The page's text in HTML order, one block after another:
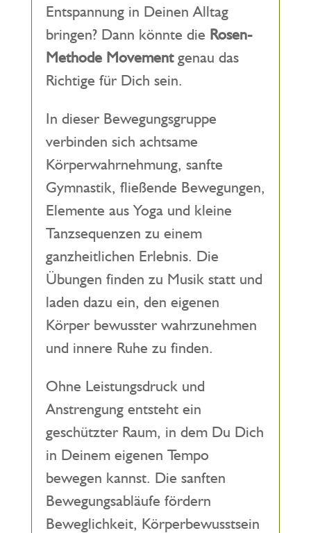
Entspannung in Deinen Alltag
bringen? Dann könnte die Rosen-
Methode Movementgenau das
Richtige für Dich sein.
In dieser Bewegungsgruppe
verbinden sich achtsame
Körperwahrnehmung, sanfte
Gymnastik, fließende Bewegungen,
Elemente aus Yoga und kleine
Tanzsequenzen zu einem
ganzheitlichen Erlebnis. Die
Übungen finden zu Musik statt und
laden dazu ein, den eigenen
Körper bewusster wahrzunehmen
und innere Ruhe zu finden.
Ohne Leistungsdruck und
Anstrengung entsteht ein
geschützter Raum, in dem Du Dich
in Deinem eigenen Tempo
bewegen kannst. Die sanften
Bewegungsabläufe fördern
Beweglichkeit, Körperbewusstsein